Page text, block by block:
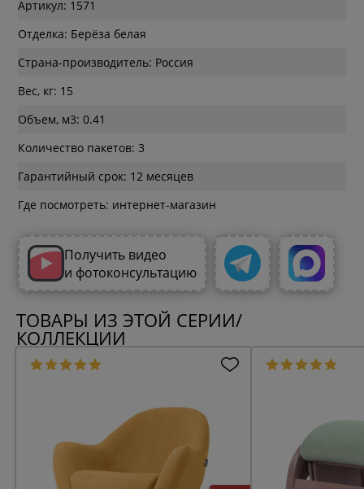
Артикул: 1571
Отделка: Берёза белая
Страна-производитель: Россия
Вес, кг: 15
Объем, м3: 0.41
Количество пакетов: 3
Гарантийный срок: 12 месяцев
Где посмотреть: интернет-магазин
Получить видео
и фотоконсультацию
ТОВАРЫ ИЗ ЭТОЙ СЕРИИ/
КОЛЛЕКЦИИ